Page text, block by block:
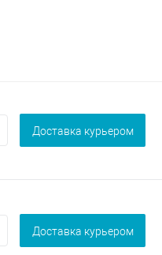
Доставка курьером
Доставка курьером